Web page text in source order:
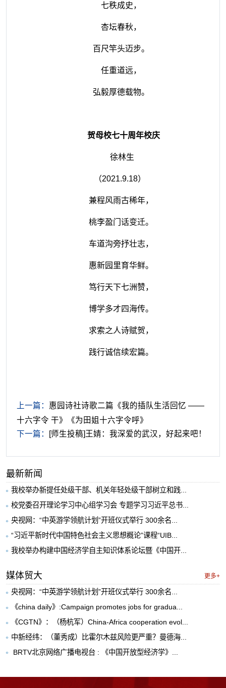
七秩成史，
杏坛春秋，
百尺竿头迈步。
任重道远，
弘毅厚德载物。
贺母校七十周年校庆
徐林生
（2021.9.18）
兼程风雨古稀年，
桃李盈门话变迁。
车道沟旁抒壮志，
惠新园里育华鲜。
笃行天下七洲赞，
博学多才四海传。
求索之人诗赋贺，
践行诚信续宏篇。
上一篇： 惠园诗社诗歌二篇《我的插队生活回忆 ——
十六字令 干》《为田姐十六字令呼》
下一篇：
[师生投稿]王婧：我深爱的武汉，好起来吧！
最新新闻
我校举办新提任处级干部、机关年轻处级干部树立和践...
校党委召开理论学习中心组学习会 专题学习习近平总书...
央视网：“中英游学领航计划”开班仪式举行 300余名...
“习近平新时代中国特色社会主义思想概论”课程“UIB...
我校举办构建中国经济学自主知识体系论坛暨《中国开...
媒体贸大 更多+
央视网：“中英游学领航计划”开班仪式举行 300余名...
《china daily》:Campaign promotes jobs for gradua...
《CGTN》：（杨杭军）China-Africa cooperation evol...
中新经纬：（董秀成）比霍尔木兹风险更严重？曼德海...
​ BRTV北京网络广播电视台 : 《中国开放型经济学》...